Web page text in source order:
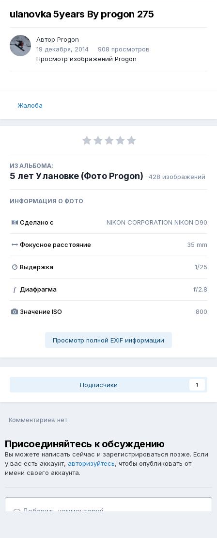
ulanovka 5years By progon 275
Автор Progon
19 декабря, 2014
908 просмотров
Просмотр изображений Progon
Жалоба
ИЗ АЛЬБОМА:
5 лет Улановке (Фото Progon) · 428 изображений
ИНФОРМАЦИЯ О ФОТО
Сделано с NIKON CORPORATION NIKON D90
Фокусное расстояние 35 mm
Выдержка 1/25
f Диафрагма f/2.8
Значение ISO 800
Просмотр полной EXIF информации
Подписчики 1
Комментариев нет
Присоединяйтесь к обсуждению
Вы можете написать сейчас и зарегистрироваться позже. Если
у вас есть аккаунт, авторизуйтесь, чтобы опубликовать от
имени своего аккаунта.
Добавить комментарий...